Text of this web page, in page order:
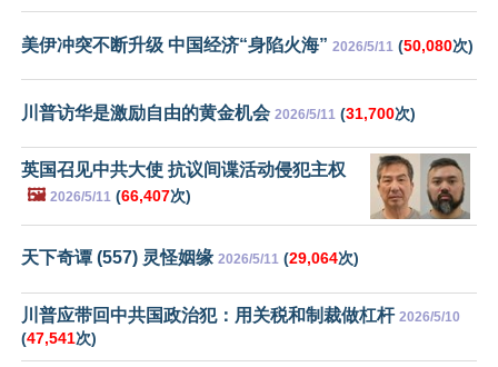
美伊冲突不断升级 中国经济“身陷火海” 2026/5/11 (50,080次)
川普访华是激励自由的黄金机会 2026/5/11 (31,700次)
英国召见中共大使 抗议间谍活动侵犯主权
🖼️ 2026/5/11 (66,407次)
天下奇谭 (557) 灵怪姻缘 2026/5/11 (29,064次)
川普应带回中共国政治犯：用关税和制裁做杠杆 2026/5/10
(47,541次)